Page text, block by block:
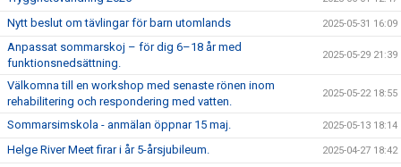
Nytt beslut om tävlingar för barn utomlands 2025-05-31 16:09
Anpassat sommarskoj – för dig 6–18 år med
funktionsnedsättning.
2025-05-29 21:39
Välkomna till en workshop med senaste rönen inom
rehabilitering och respondering med vatten.
2025-05-22 18:55
Sommarsimskola - anmälan öppnar 15 maj. 2025-05-13 18:14
Helge River Meet firar i år 5-årsjubileum. 2025-04-27 18:42